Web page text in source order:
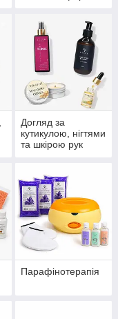
Догляд за
кутикулою, нігтями
та шкірою рук
Парафінотерапія